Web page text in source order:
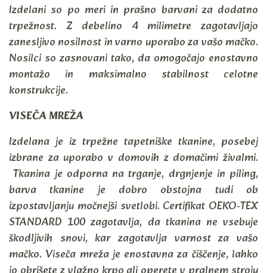
Izdelani so po meri in prašno barvani za dodatno
trpežnost. Z debelino 4 milimetre zagotavljajo
zanesljivo nosilnost in varno uporabo za vašo mačko.
Nosilci so zasnovani tako, da omogočajo enostavno
montažo in maksimalno stabilnost celotne
konstrukcije.​
VISEČA MREŽA
Izdelana je iz trpežne tapetniške tkanine, posebej
izbrane za uporabo v domovih z domačimi živalmi.
Tkanina je odporna na trganje, drgnjenje in piling,
barva tkanine je dobro obstojna tudi ob
izpostavljanju močnejši svetlobi. Certifikat OEKO-TEX
STANDARD 100 zagotavlja, da tkanina ne vsebuje
škodljivih snovi, kar zagotavlja varnost za vašo
mačko. Viseča mreža je enostavna za čiščenje, lahko